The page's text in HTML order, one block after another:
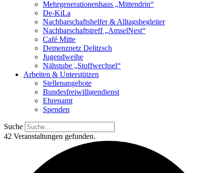
Mehrgenerationenhaus „Mittendrin“
De-KiLa
Nachbarschaftshelfer & Alltagsbegleiter
Nachbarschaftstreff „AmselNest“
Café Mitte
Demenznetz Delitzsch
Jugendweihe
Nähstube „Stoffwechsel“
Arbeiten & Unterstützen
Stellenangebote
Bundesfreiwilligendienst
Ehrenamt
Spenden
Suche
42 Veranstaltungen gefunden.